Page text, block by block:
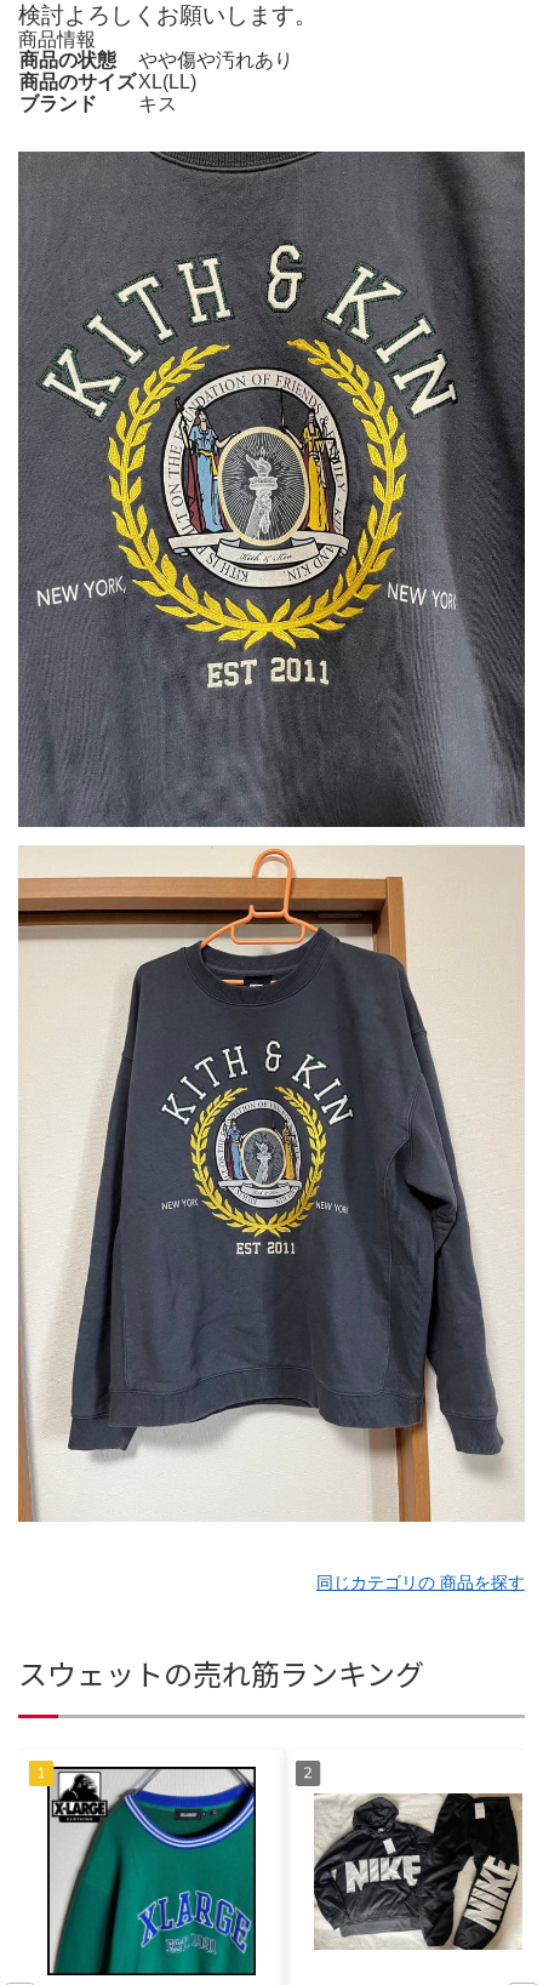
検討よろしくお願いします。
商品情報
商品の状態
やや傷や汚れあり
商品のサイズXL(LL)
ブランド
キス
同じカテゴリの 商品を探す
スウェットの売れ筋ランキング